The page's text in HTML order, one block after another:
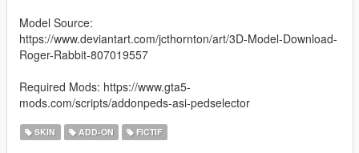
Model Source:
https://www.deviantart.com/jcthornton/art/3D-Model-Download-
Roger-Rabbit-807019557
Required Mods: https://www.gta5-
mods.com/scripts/addonpeds-asi-pedselector
SKIN ADD-ON FICTIF